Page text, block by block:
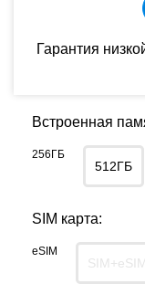
Гарантия
Встроенная
256ГБ
512ГБ
SIM карта:
eSIM
SIM+eSIM